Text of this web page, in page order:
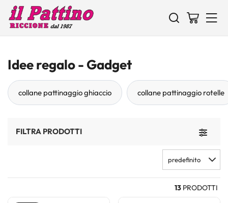
Idee regalo - Gadget
collane pattinaggio ghiaccio collane pattinaggio rotelle
Toggle
FILTRA PRODOTTI
predefinito
13 PRODOTTI